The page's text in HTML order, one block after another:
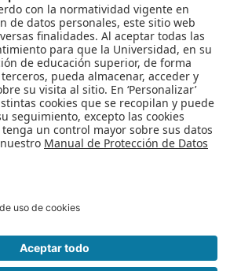
Última modificación Jueves, 03 Junio 2021 08:44
« Helmy, mejor invento de Colombia 2020 en